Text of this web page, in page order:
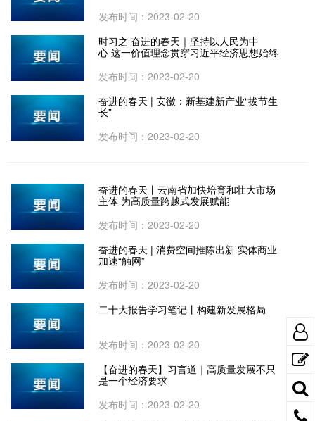
发布时间：2023-02-20
时习之 奋进的春天｜坚持以人民为中
心 这一价值理念贯穿习近平经济思想始终
发布时间：2023-02-20
奋进的春天 | 安徽：新基建新产业“拔节生
长”
发布时间：2023-02-20
奋进的春天丨云南省加快培育和壮大市场
主体 为高质量跨越式发展赋能
发布时间：2023-02-20
奋进的春天 | 消费空间推陈出新 实体商业
加速“触网”
发布时间：2023-02-20
二十大报告学习笔记丨构建新发展格局
发布时间：2023-02-20
【奋进的春天】习言道｜高质量发展不只
是一个经济要求
发布时间：2023-02-20